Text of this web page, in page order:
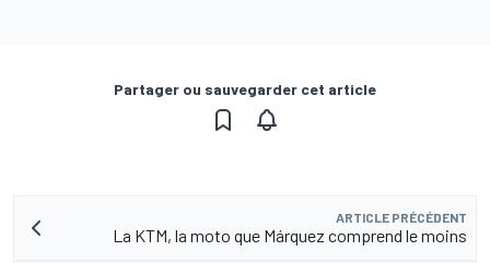
Partager ou sauvegarder cet article
ARTICLE PRÉCÉDENT
La KTM, la moto que Márquez comprend le moins